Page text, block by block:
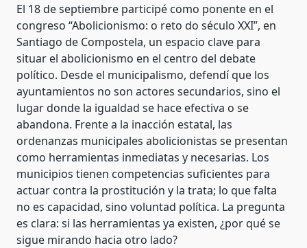
El 18 de septiembre participé como ponente en el
congreso “Abolicionismo: o reto do século XXI”, en
Santiago de Compostela, un espacio clave para
situar el abolicionismo en el centro del debate
político. Desde el municipalismo, defendí que los
ayuntamientos no son actores secundarios, sino el
lugar donde la igualdad se hace efectiva o se
abandona. Frente a la inacción estatal, las
ordenanzas municipales abolicionistas se presentan
como herramientas inmediatas y necesarias. Los
municipios tienen competencias suficientes para
actuar contra la prostitución y la trata; lo que falta
no es capacidad, sino voluntad política. La pregunta
es clara: si las herramientas ya existen, ¿por qué se
sigue mirando hacia otro lado?